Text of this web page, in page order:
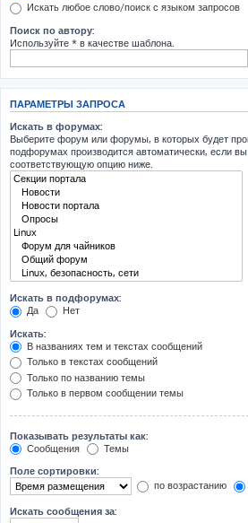
Искать любое слово/поиск с языком запросов
Поиск по автору:
Используйте * в качестве шаблона.
ПАРАМЕТРЫ ЗАПРОСА
Искать в форумах:
Выберите форум или форумы, в которых будет
подфорумах производится автоматически, если
соответствующую опцию ниже.
Искать в подфорумах:
Да
Нет
Искать:
В названиях тем и текстах сообщений
Только в текстах сообщений
Только по названию темы
Только в первом сообщении темы
Показывать результаты как:
Сообщения
Темы
Поле сортировки:
по возрастанию
Искать сообщения за: